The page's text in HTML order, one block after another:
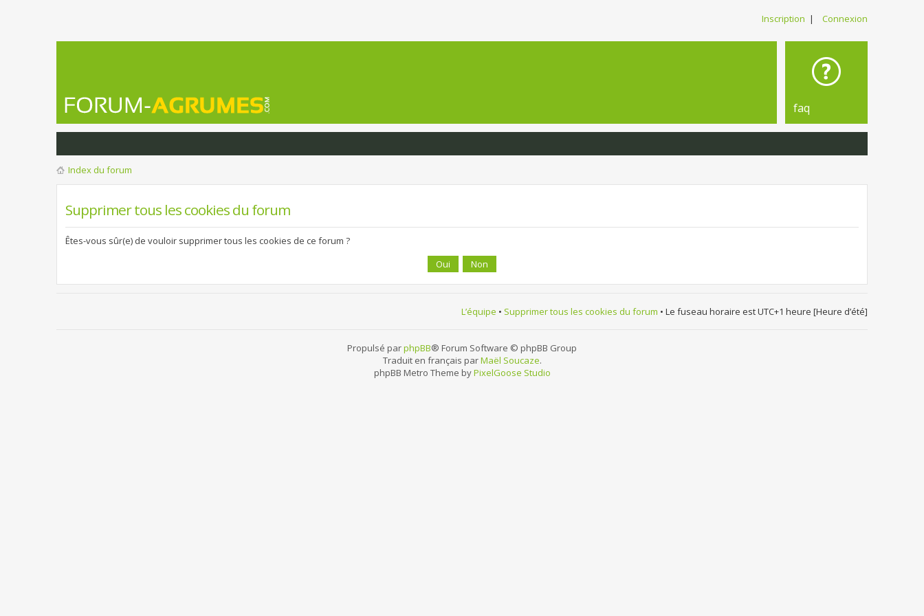
Inscription | Connexion
faq
Index du forum
Supprimer tous les cookies du forum
Êtes-vous sûr(e) de vouloir supprimer tous les cookies de ce forum ?
L’équipe • Supprimer tous les cookies du forum • Le fuseau horaire est UTC+1 heure [Heure d’été]
Propulsé parphpBB® Forum Software © phpBB Group
Traduit en français parMaël Soucaze.
phpBB Metro Theme byPixelGoose Studio